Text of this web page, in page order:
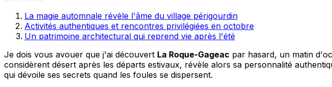
La magie automnale révèle l'âme du village périgourdin
Activités authentiques et rencontres privilégiées en octobre
Un patrimoine architectural qui reprend vie après l'été
Je dois vous avouer que j'ai découvert La Roque-Gageac par hasard, un matin
considèrent désert après les départs estivaux, révèle alors sa personnalité
qui dévoile ses secrets quand les foules se dispersent.